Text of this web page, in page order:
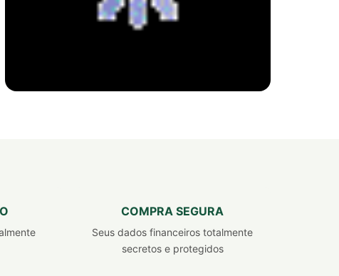
EMPREENDA COM PRODUTOS JÁ VALIDADOS
NO MERCADO! CADASTRE-SE! É GRÁTIS :)
COMPRA SEGURA
Seus dados financeiros totalmente
secretos e protegidos